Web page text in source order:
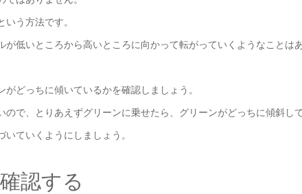
う方法です。
低いところから高いところに向かって転がっていくようなことは
どっちに傾いているかを確認しましょう。
で、とりあえずグリーンに乗せたら、グリーンがどっちに傾斜して
ていくようにしましょう。
認する